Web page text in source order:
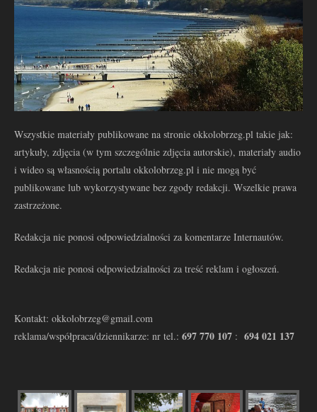
Wszystkie materiały publikowane na stronie okkolobrzeg.pl takie jak:
artykuły, zdjęcia (w tym szczególnie zdjęcia autorskie), materiały audio
i wideo są własnością portalu okkolobrzeg.pl i nie mogą być
publikowane lub wykorzystywane bez zgody redakcji. Wszelkie prawa
zastrzeżone.
Redakcja nie ponosi odpowiedzialności za komentarze Internautów.
Redakcja nie ponosi odpowiedzialności za treść reklam i ogłoszeń.
Kontakt: okkolobrzeg@gmail.com
reklama/współpraca/dziennikarze: nr tel.: 697 770 107 : 694 021 137